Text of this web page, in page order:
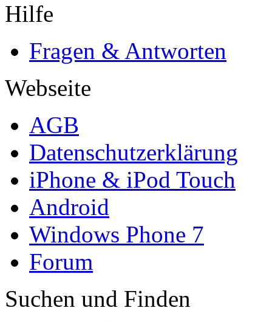
Hilfe
Fragen & Antworten
Webseite
AGB
Datenschutzerklärung
iPhone & iPod Touch
Android
Windows Phone 7
Forum
Suchen und Finden